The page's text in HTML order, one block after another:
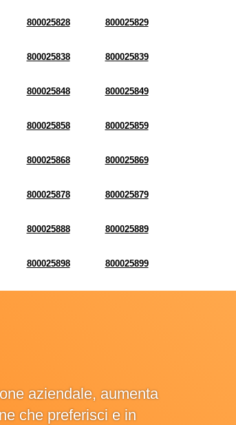
800025828 800025829
800025838 800025839
800025848 800025849
800025858 800025859
800025868 800025869
800025878 800025879
800025888 800025889
800025898 800025899
aziendale, aumenta
che preferisci e in